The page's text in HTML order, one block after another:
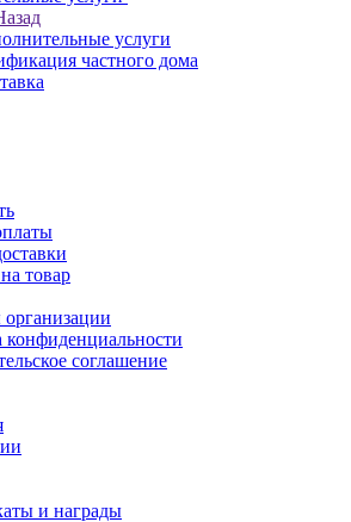
услуги
частного дома
товар
соглашение
и награды